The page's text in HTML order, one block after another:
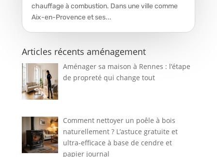
chauffage à combustion. Dans une ville comme
Aix-en-Provence et ses...
Articles récents aménagement
Aménager sa maison à Rennes : l’étape
de propreté qui change tout
Comment nettoyer un poêle à bois
naturellement ? L’astuce gratuite et
ultra-efficace à base de cendre et
papier journal